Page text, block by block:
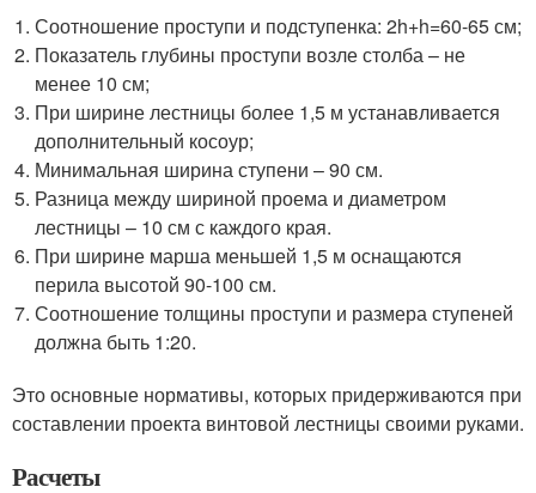
Соотношение проступи и подступенка: 2h+h=60-65 см;
Показатель глубины проступи возле столба – не
менее 10 см;
При ширине лестницы более 1,5 м устанавливается
дополнительный косоур;
Минимальная ширина ступени – 90 см.
Разница между шириной проема и диаметром
лестницы – 10 см с каждого края.
При ширине марша меньшей 1,5 м оснащаются
перила высотой 90-100 см.
Соотношение толщины проступи и размера ступеней
должна быть 1:20.
Это основные нормативы, которых придерживаются при
составлении проекта винтовой лестницы своими руками.
Расчеты